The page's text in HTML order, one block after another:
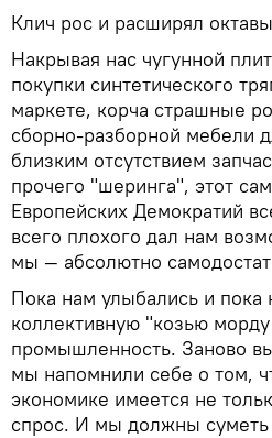
Клич рос и расширял
Накрывая нас чугунной
покупки синтетического
маркете, корча страшные
сборно-разборной мебели
близким отсутствием
прочего "шеринга", этот
Европейских Демократий
всего плохого дал нам
мы — абсолютно
Пока нам улыбались и пока
коллективную "козью
промышленность. Заново
мы напомнили себе о том,
экономике имеется не
спрос. И мы должны суметь